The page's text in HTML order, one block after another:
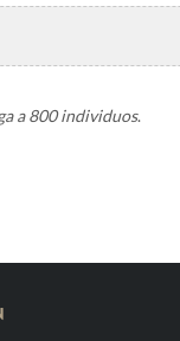
a 800 individuos.